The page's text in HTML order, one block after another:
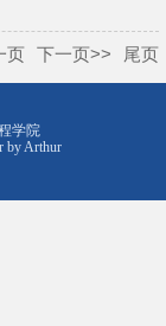
页 下一页>> 尾页
学院
by Arthur